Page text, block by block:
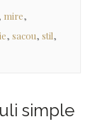
mire,
, sacou, stil,
simple